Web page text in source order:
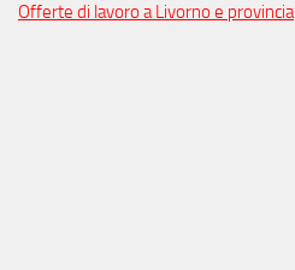
Offerte di lavoro a Livorno e provincia